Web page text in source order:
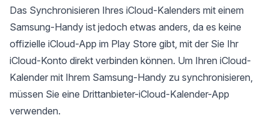
Das Synchronisieren Ihres iCloud-Kalenders mit einem
Samsung-Handy ist jedoch etwas anders, da es keine
offizielle iCloud-App im Play Store gibt, mit der Sie Ihr
iCloud-Konto direkt verbinden können. Um Ihren iCloud-
Kalender mit Ihrem Samsung-Handy zu synchronisieren,
müssen Sie eine Drittanbieter-iCloud-Kalender-App
verwenden.